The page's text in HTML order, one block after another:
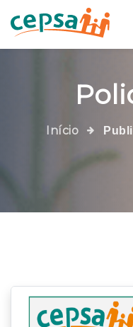
Início